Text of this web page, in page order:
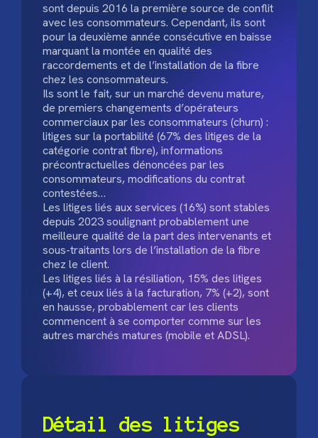
sont depuis 2016 la première source de conflit
avec les consommateurs. Cependant, ils sont
pour la deuxième année consécutive en baisse
marquant la montée en qualité des
raccordements et de l’installation de la fibre
chez les consommateurs.
Ils sont le fait, sur un marché devenu mature,
de premiers changements d’opérateurs
commerciaux par les consommateurs (churn) :
litiges sur la portabilité (67% des litiges de la
catégorie contrat fibre), informations
précontractuelles dénoncées par les
consommateurs, modifications du contrat
contestées…
Les litiges liés aux services (16%) sont stables
depuis 2023 soulignant probablement une
meilleure qualité de la part des intervenants et
sous-traitants lors de l’installation de la fibre
chez le client.
Les litiges liés à la résiliation, 15% des litiges
(+4), et ceux liés à la facturation, 7% (+2), sont
en hausse, probablement car les clients
commencent à se comporter comme sur les
autres marchés matures (mobile et ADSL).
Détail des litiges